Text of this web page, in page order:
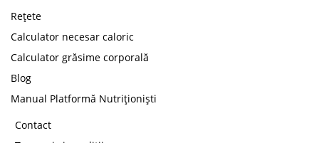
Rețete
Calculator necesar caloric
Calculator grăsime corporală
Blog
Manual Platformă Nutriționiști
Contact